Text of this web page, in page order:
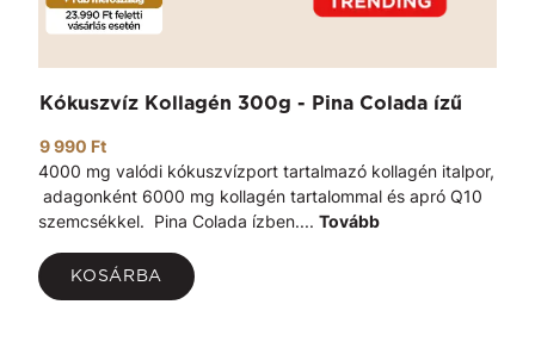
Kókuszvíz Kollagén 300g - Pina Colada ízű
9 990 Ft
4000 mg valódi kókuszvízport tartalmazó kollagén italpor,
adagonként 6000 mg kollagén tartalommal és apró Q10
szemcsékkel. Pina Colada ízben.... Tovább
KOSÁRBA